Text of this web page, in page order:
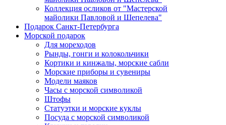
Коллекция осликов от "Мастерской
майолики Павловой и Шепелева"
Подарок Санкт-Петербурга
Морской подарок
Для мореходов
Рынды, гонги и колокольчики
Кортики и кинжалы, морские сабли
Морские приборы и сувениры
Модели маяков
Часы с морской символикой
Штофы
Статуэтки и морские куклы
Посуда с морской символикой